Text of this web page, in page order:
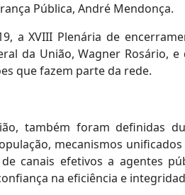
Pública, André Mendonça.
a XVIII Plenária de
da União, Wagner Rosário,
que fazem parte da rede.
também foram definidas
mecanismos
canais efetivos a agentes
na eficiência e